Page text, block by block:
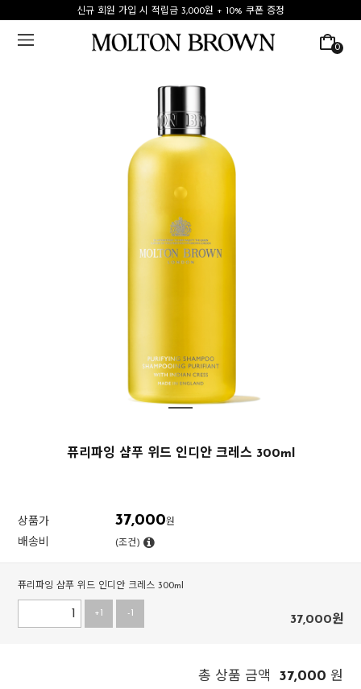
신규 회원 가입 시 적립금 3,000원 + 10% 쿠폰 증정
0
퓨리파잉 샴푸 위드 인디안 크레스 300ml
상품가 37,000원
배송비 (조건)
퓨리파잉 샴푸 위드 인디안 크레스 300ml
+1 -1 37,000원
총 상품 금액 37,000 원